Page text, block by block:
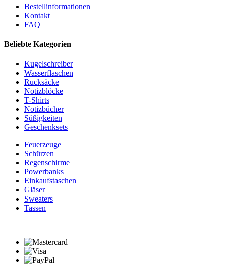
Bestellinformationen
Kontakt
FAQ
Beliebte Kategorien
Kugelschreiber
Wasserflaschen
Rucksäcke
Notizblöcke
T-Shirts
Notizbücher
Süßigkeiten
Geschenksets
Feuerzeuge
Schürzen
Regenschirme
Powerbanks
Einkaufstaschen
Gläser
Sweaters
Tassen